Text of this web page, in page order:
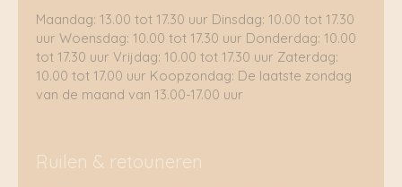
Maandag: 13.00 tot 17.30 uur Dinsdag: 10.00 tot 17.30
uur Woensdag: 10.00 tot 17.30 uur Donderdag: 10.00
tot 17.30 uur Vrijdag: 10.00 tot 17.30 uur Zaterdag:
10.00 tot 17.00 uur Koopzondag: De laatste zondag
van de maand van 13.00-17.00 uur
Ruilen & retouneren